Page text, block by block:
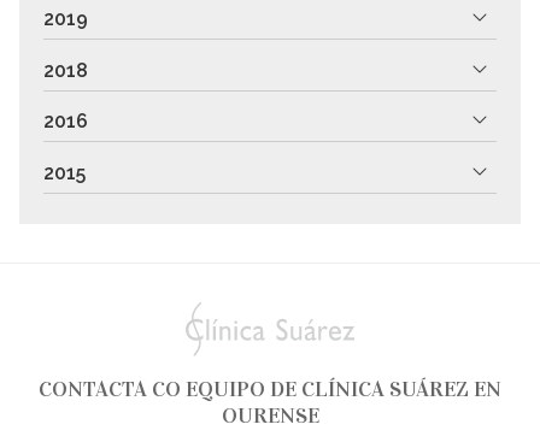
2019
2018
2016
2015
CONTACTA CO EQUIPO DE CLÍNICA SUÁREZ EN
OURENSE